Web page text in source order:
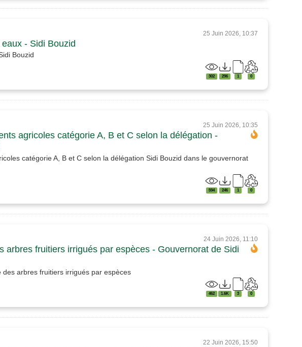
25 Juin 2026, 10:37
- Sidi Bouzid
Bouzid
302 296 1 0
25 Juin 2026, 10:35
agricoles catégorie A, B et C selon la délégation -
catégorie A, B et C selon la délégation Sidi Bouzid dans le gouvernorat
594 246 1 0
24 Juin 2026, 11:10
arbres fruitiers irrigués par espèces - Gouvernorat de Sidi
arbres fruitiers irrigués par espèces
462 1.6K 3 0
22 Juin 2026, 15:50